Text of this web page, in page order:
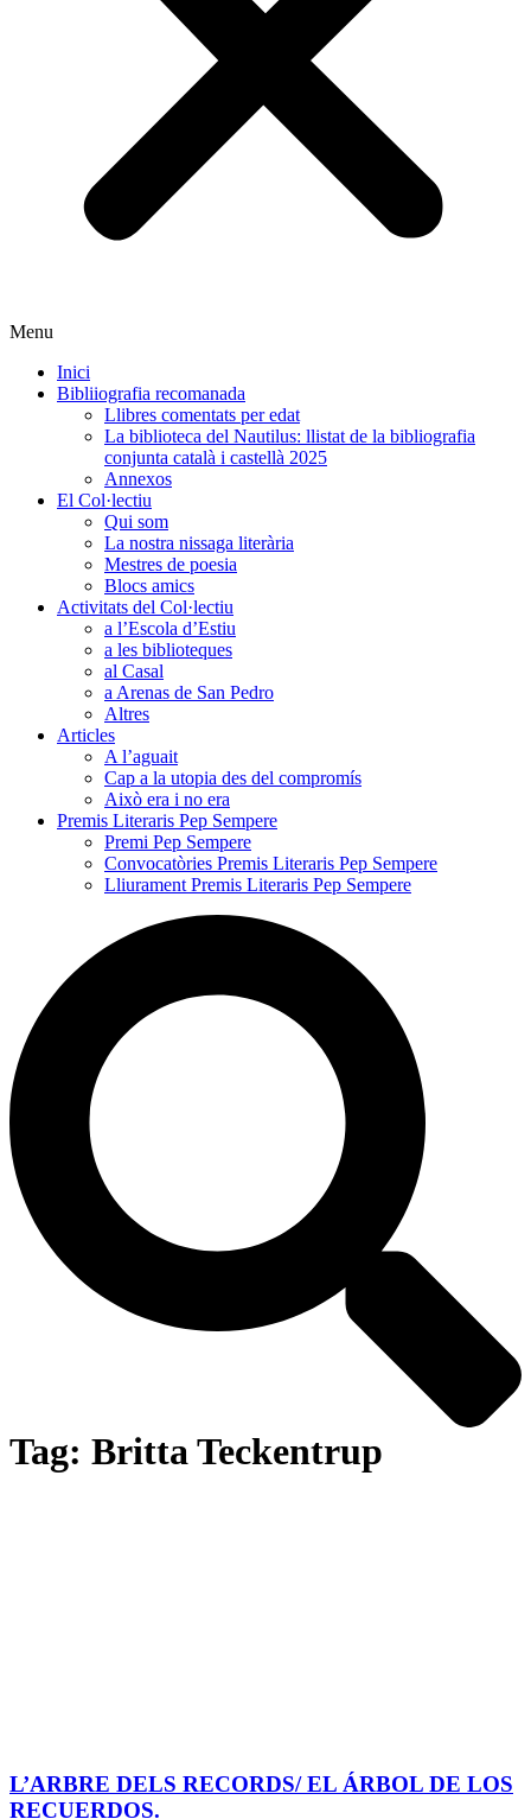
Menu
Inici
Bibliiografia recomanada
Llibres comentats per edat
La biblioteca del Nautilus: llistat de la bibliografia
conjunta català i castellà 2025
Annexos
El Col·lectiu
Qui som
La nostra nissaga literària
Mestres de poesia
Blocs amics
Activitats del Col·lectiu
a l’Escola d’Estiu
a les biblioteques
al Casal
a Arenas de San Pedro
Altres
Articles
A l’aguait
Cap a la utopia des del compromís
Això era i no era
Premis Literaris Pep Sempere
Premi Pep Sempere
Convocatòries Premis Literaris Pep Sempere
Lliurament Premis Literaris Pep Sempere
Tag: Britta Teckentrup
L’ARBRE DELS RECORDS/ EL ÁRBOL DE LOS
RECUERDOS.